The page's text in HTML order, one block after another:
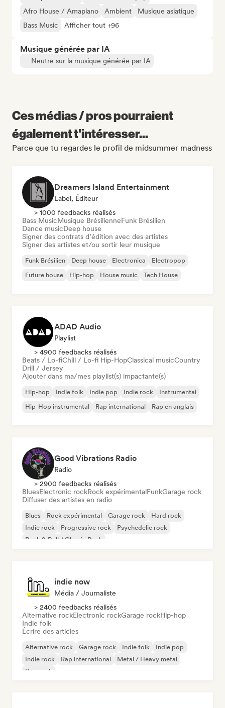
Afro House / Amapiano
Ambient
Musique asiatique
Bass Music
Afficher tout +96
Musique générée par IA
Neutre sur la musique générée par IA
Ces médias / pros pourraient
également t'intéresser...
Parce que tu regardes le profil de midsummer madness
Dreamers Island Entertainment
Label, Éditeur
> 1000 feedbacks réalisés
Bass MusicMusique BrésilienneFunk Brésilien
Dance musicDeep house
Signer des contrats d’édition avec des artistes
Signer des artistes et/ou sortir leur musique
Funk Brésilien Deep house Electronica
Electropop
Future house
Hip-hop House music Tech House
ADAD Audio
Playlist
> 4900 feedbacks réalisés
Beats / Lo-fiChill / Lo-fi Hip-HopClassical musicCountry
Drill / Jersey
Ajouter dans ma/mes playlist(s) impactante(s)
Hip-hop Indie folk Indie pop Indie rock
Instrumental
Hip-Hop instrumental
Rap international Rap en anglais
Good Vibrations Radio
Radio
> 2900 feedbacks réalisés
BluesElectronic rockRock expérimentalFunkGarage rock
Diffuser des artistes en radio
Blues Rock expérimental Garage rock
Hard rock
Indie rock
Progressive rock
Psychedelic rock
Rock & Roll / Classic Rock
indie now
Média / Journaliste
> 2400 feedbacks réalisés
Alternative rockElectronic rockGarage rockHip-hop
Indie folk
Écrire des articles
Alternative rock Garage rock Indie folk
Indie pop
Indie rock
Rap international
Metal / Heavy metal
Pop rock